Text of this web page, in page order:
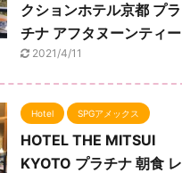
クションホテル京都 プラ
チナ アフタヌーンティー
2021/4/11
Hotel SPGアメックス
HOTEL THE MITSUI
KYOTO プラチナ 朝食 レ